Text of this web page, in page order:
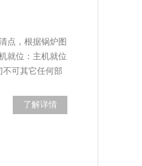
点，根据锅炉图
就位：主机就位
可其它任何部
了解详情